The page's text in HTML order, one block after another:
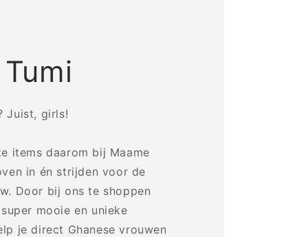
Juist, girls!
items daarom bij Maame
in én strijden voor de
Door bij ons te shoppen
mooie en unieke
je direct Ghanese vrouwen